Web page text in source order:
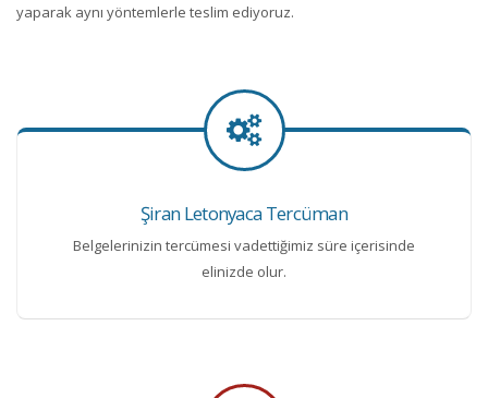
yaparak aynı yöntemlerle teslim ediyoruz.
Şiran Letonyaca Tercüman
Belgelerinizin tercümesi vadettiğimiz süre içerisinde
elinizde olur.